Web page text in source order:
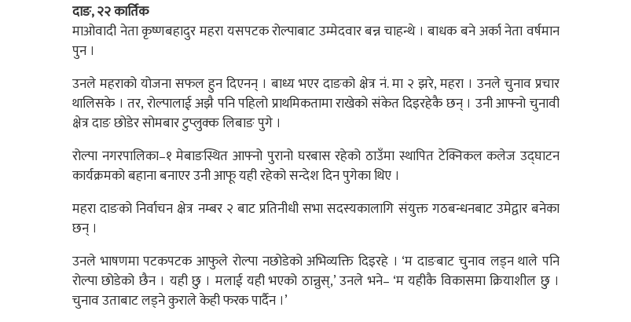
दाङ, २२ कार्तिक
माओवादी नेता कृष्णबहादुर महरा यसपटक रोल्पाबाट उम्मेदवार बन्न चाहन्थे । बाधक बने अर्का नेता वर्षमान
पुन ।
उनले महराको योजना सफल हुन दिएनन् । बाध्य भएर दाङको क्षेत्र न‌ं. मा २ झरे, महरा । उनले चुनाव प्रचार
थालिसके । तर, रोल्पालाई अझै पनि पहिलो प्राथमिकतामा राखेको संकेत दिइरहेकै छन् । उनी आफ्नो चुनावी
क्षेत्र दाङ छोडेर सोमबार टुप्लुक्क लिबाङ पुगे ।
रोल्पा नगरपालिका–१ मेबाङस्थित आफ्नो पुरानो घरबास रहेको ठाउँमा स्थापित टेक्निकल कलेज उद्घाटन
कार्यक्रमको बहाना बनाएर उनी आफू यही रहेको सन्देश दिन पुगेका थिए ।
महरा दाङको निर्वाचन क्षेत्र नम्बर २ बाट प्रतिनीधी सभा सदस्यकालागि संयुक्त गठबन्धनबाट उमेद्वार बनेका
छन् ।
उनले भाषणमा पटकपटक आफुले रोल्पा नछोडेको अभिव्यक्ति दिइरहे । ‘म दाङबाट चुनाव लड्न थाले पनि
रोल्पा छोडेको छैन । यही छु । मलाई यही भएको ठान्नुस्,’ उनले भने– ‘म यहीकै विकासमा क्रियाशील छु ।
चुनाव उताबाट लड्ने कुराले केही फरक पार्दैन ।’